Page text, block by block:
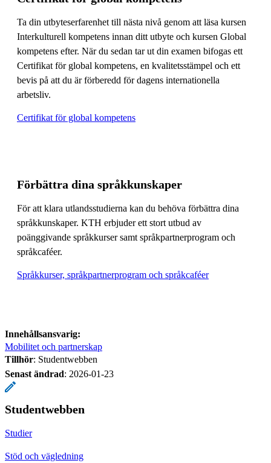
Ta din utbyteserfarenhet till nästa nivå genom att läsa kursen
Interkulturell kompetens innan ditt utbyte och kursen Global
kompetens efter. När du sedan tar ut din examen bifogas ett
Certifikat för global kompetens, en kvalitetsstämpel och ett
bevis på att du är förberedd för dagens internationella
arbetsliv.
Certifikat för global kompetens
Förbättra dina språkkunskaper
För att klara utlandsstudierna kan du behöva förbättra dina
språkkunskaper. KTH erbjuder ett stort utbud av
poänggivande språkkurser samt språkpartnerprogram och
språkcaféer.
Språkkurser, språkpartnerprogram och språkcaféer
Innehållsansvarig:
Mobilitet och partnerskap
Tillhör: Studentwebben
Senast ändrad: 2026-01-23
Studentwebben
Studier
Stöd och vägledning